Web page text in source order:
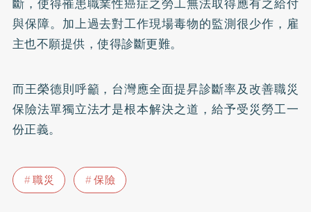
與保障。加上過去對工作現場毒物的監測很少作，雇
主也不願提供，使得診斷更難。
而王榮德則呼籲，台灣應全面提昇診斷率及改善職災
保險法單獨立法才是根本解決之道，給予受災勞工一
份正義。
職災 保險